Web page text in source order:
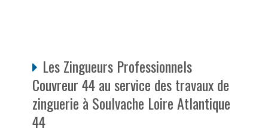
Les Zingueurs Professionnels
Couvreur 44 au service des travaux de
zinguerie à Soulvache Loire Atlantique
44